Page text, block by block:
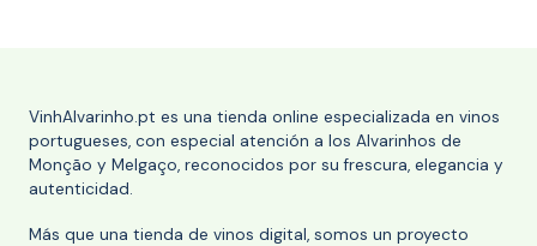
VinhAlvarinho.pt es una tienda online especializada en vinos
portugueses, con especial atención a los Alvarinhos de
Monção y Melgaço, reconocidos por su frescura, elegancia y
autenticidad.
Más que una tienda de vinos digital, somos un proyecto